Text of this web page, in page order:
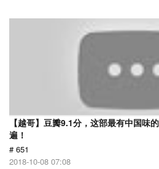
【越哥】豆瓣9.1分，这部最有中国味
遍！
# 651
2018-10-08 07:08